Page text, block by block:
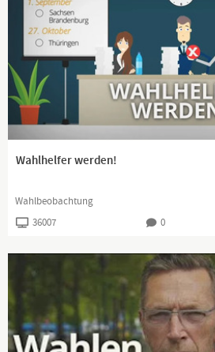
Wahlhelfer werden!
Wahlbeobachtung
36007 0